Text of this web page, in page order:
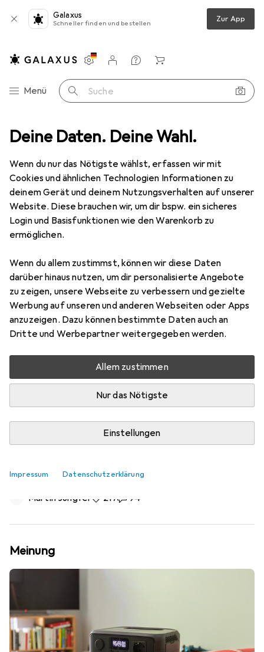
Deine Daten. Deine Wahl.
Wenn du nur das Nötigste wählst, erfassen wir mit
Cookies und ähnlichen Technologien Informationen zu
deinem Gerät und deinem Nutzungsverhalten auf unserer
Website. Diese brauchen wir, um dir bspw. ein sicheres
Login und Basisfunktionen wie den Warenkorb zu
ermöglichen.
Wenn du allem zustimmst, können wir diese Daten
darüber hinaus nutzen, um dir personalisierte Angebote
zu zeigen, unsere Webseite zu verbessern und gezielte
Werbung auf unseren und anderen Webseiten oder Apps
anzuzeigen. Dazu können bestimmte Daten auch an
Dritte und Werbepartner weitergegeben werden.
Allem zustimmen
Nur das Nötigste
Einstellungen
Impressum Datenschutzerklärung
Galaxus
Schneller finden und bestellen Zur App
Navigation nach Kategorien
Menü Suche
Einstellungen
Kundenkonto
Vergleichslisten
Merklisten
Warenkorb
Peripherie Stromversorgung
Stromerzeugung
EntdeckenForum
Hintergrund
Batterie-Boom: Immer mehr
Speicher
Martin Jungfer 217 Likes
21794 Kommentare
94
Meinung